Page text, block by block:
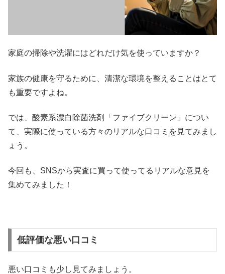
家庭の掃除や洗濯にはどれだけ気を使っていますか？
家族の健康を守るために、清潔な環境を整えることはとて
も重要ですよね。
では、酸素系漂白除菌洗剤「ファイブクリーン」につい
て、実際に使っている方々のリアルな口コミを見てみまし
ょう。
今回も、SNSから実査に買って使ってるリアルな意見を
集めてみました！
低評価な悪い口コミ
悪い口コミも少し見てみましょう。